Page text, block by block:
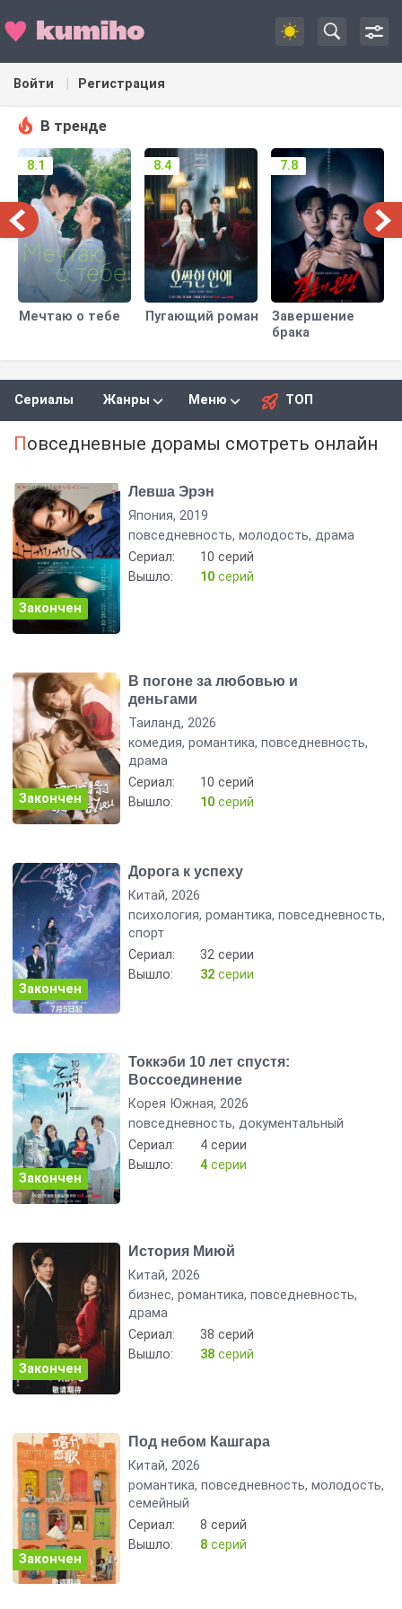
Войти Регистрация
В тренде
Мечтаю о тебе
8.1
Пугающий роман
8.4
Завершение
брака
7.8
Сериалы Жанры Меню ТОП
Повседневные дорамы смотреть онлайн
Левша Эрэн
Япония, 2019
повседневность, молодость, драма
Сериал:
10 серий
Вышло:
10 серий
Закончен
В погоне за любовью и
деньгами
Таиланд, 2026
комедия, романтика, повседневность,
драма
Сериал:
10 серий
Вышло:
10 серий
Закончен
Дорога к успеху
Китай, 2026
психология, романтика, повседневность,
спорт
Сериал:
32 серии
Вышло:
32 серии
Закончен
Токкэби 10 лет спустя:
Воссоединение
Корея Южная, 2026
повседневность, документальный
Сериал:
4 серии
Вышло:
4 серии
Закончен
История Миюй
Китай, 2026
бизнес, романтика, повседневность,
драма
Сериал:
38 серий
Вышло:
38 серий
Закончен
Под небом Кашгара
Китай, 2026
романтика, повседневность, молодость,
семейный
Сериал:
8 серий
Вышло:
8 серий
Закончен